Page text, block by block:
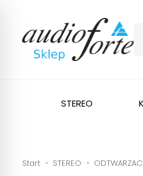
STEREO
Start STEREO